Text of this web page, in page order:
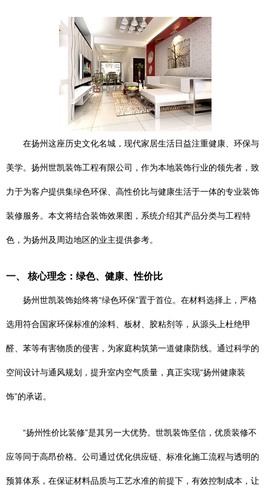
在扬州这座历史文化名城，现代家居生活日益注重健康、环保与
美学。扬州世凯装饰工程有限公司，作为本地装饰行业的领先者，致
力于为客户提供集绿色环保、高性价比与健康生活于一体的专业装饰
装修服务。本文将结合装饰效果图，系统介绍其产品分类与工程特
色，为扬州及周边地区的业主提供参考。
一、 核心理念：绿色、健康、性价比
扬州世凯装饰始终将“绿色环保”置于首位。在材料选择上，严格
选用符合国家环保标准的涂料、板材、胶粘剂等，从源头上杜绝甲
醛、苯等有害物质的侵害，为家庭构筑第一道健康防线。通过科学的
空间设计与通风规划，提升室内空气质量，真正实现“扬州健康装
饰”的承诺。
“扬州性价比装修”是其另一大优势。世凯装饰坚信，优质装修不
应等同于高昂价格。公司通过优化供应链、标准化施工流程与透明的
预算体系，在保证材料品质与工艺水准的前提下，有效控制成本，让